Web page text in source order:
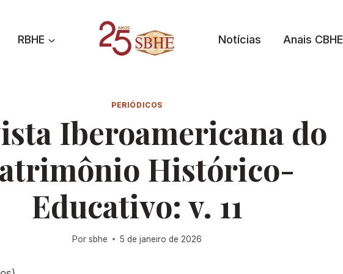
RBHE Notícias Anais CBHE
PERIÓDICOS
Iberoamericana do
Histórico-
Educativo: v. 11
Por sbhe 5 de janeiro de 2026